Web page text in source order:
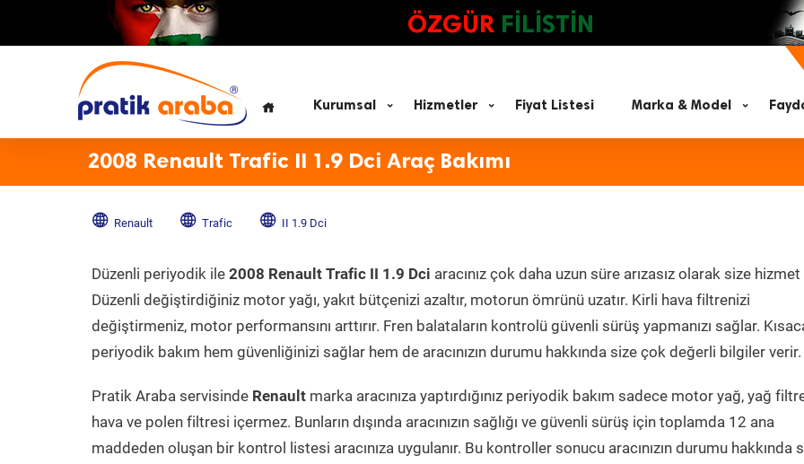
ÖZGÜR FİLİSTİN
Kurumsal Hizmetler Fiyat Listesi Marka & Model
2008 Renault Trafic II 1.9 Dci Araç Bakımı
Renault Trafic II 1.9 Dci
Düzenli periyodik ile 2008 Renault Trafic II 1.9 Dci aracınız çok daha uzun süre arızasız olarak size hizmet
Düzenli değiştirdiğiniz motor yağı, yakıt bütçenizi azaltır, motorun ömrünü uzatır. Kirli hava filtrenizi
değiştirmeniz, motor performansını arttırır. Fren balataların kontrolü güvenli sürüş yapmanızı sağlar.
periyodik bakım hem güvenliğinizi sağlar hem de aracınızın durumu hakkında size çok değerli bilgiler verir.
Pratik Araba servisinde Renault marka aracınıza yaptırdığınız periyodik bakım sadece motor yağ, yağ
hava ve polen filtresi içermez. Bunların dışında aracınızın sağlığı ve güvenli sürüş için toplamda 12 ana
maddeden oluşan bir kontrol listesi aracınıza uygulanır. Bu kontroller sonucu aracınızın durumu hakkında